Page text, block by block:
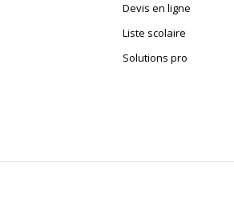
Devis en ligne
Liste scolaire
Solutions pro